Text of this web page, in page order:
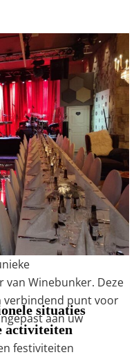
Winebunker. Deze
verbindend punt voor
aan uw
situaties
activiteiten
festiviteiten